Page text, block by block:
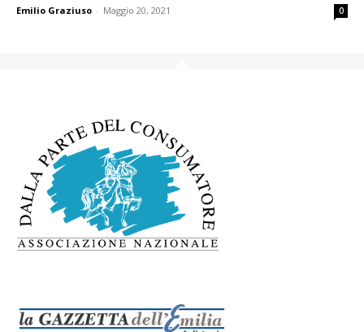
Emilio Graziuso - Maggio 20, 2021 0